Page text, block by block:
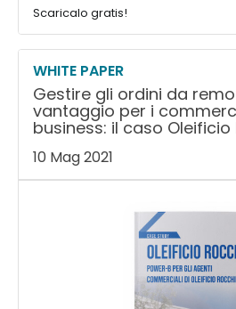
Scaricalo gratis!
WHITE PAPER
Gestire gli ordini da
vantaggio per i
business: il caso Oleificio
10 Mag 2021